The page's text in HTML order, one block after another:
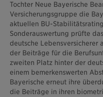
Tochter Neue Bayerische
Versicherungsgruppe die
aktuellen BU-
Sonderauswertung prüfte
deutsche
der Beiträge für die
zweiten Platz hinter der
einem bemerkenswerten
Bayerische erneut ihre
die Beiträge in ihren